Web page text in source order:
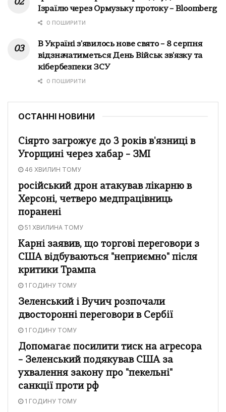
Ізраїлю через Ормузьку протоку – Bloomberg
0 ПОШИРИТИ
В Україні з'явилось нове свято – 8 серпня
відзначатиметься День Військ зв'язку та
кібербезпеки ЗСУ
0 ПОШИРИТИ
ОСТАННІ НОВИНИ
Сіярто загрожує до 3 років в'язниці в
Угорщині через хабар – ЗМІ
46 ХВИЛИН ТОМУ
російський дрон атакував лікарню в
Херсоні, четверо медпрацівниць
поранені
51 ХВИЛИНА ТОМУ
Карні заявив, що торгові переговори з
США відбуваються "неприємно" після
критики Трампа
1 ГОДИНУ ТОМУ
Зеленський і Вучич розпочали
двосторонні переговори в Сербії
1 ГОДИНУ ТОМУ
Допомагає посилити тиск на агресора
– Зеленський подякував США за
ухвалення закону про "пекельні"
санкції проти рф
1 ГОДИНУ ТОМУ